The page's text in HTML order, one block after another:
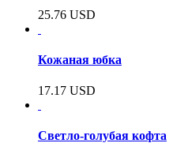
25.76 USD
Кожаная юбка
17.17 USD
Светло-голубая кофта